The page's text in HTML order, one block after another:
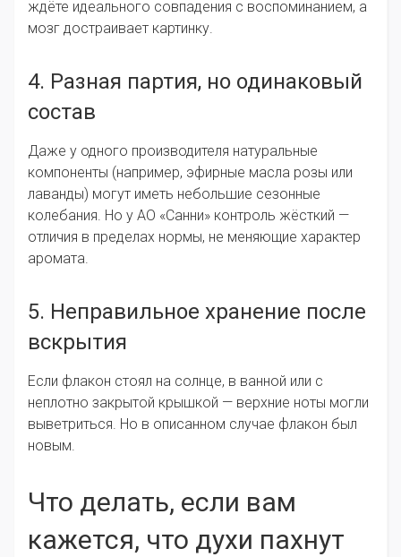
ждёте идеального совпадения с воспоминанием, а
мозг достраивает картинку.
4. Разная партия, но одинаковый
состав
Даже у одного производителя натуральные
компоненты (например, эфирные масла розы или
лаванды) могут иметь небольшие сезонные
колебания. Но у АО «Санни» контроль жёсткий —
отличия в пределах нормы, не меняющие характер
аромата.
5. Неправильное хранение после
вскрытия
Если флакон стоял на солнце, в ванной или с
неплотно закрытой крышкой — верхние ноты могли
выветриться. Но в описанном случае флакон был
новым.
Что делать, если вам
кажется, что духи пахнут